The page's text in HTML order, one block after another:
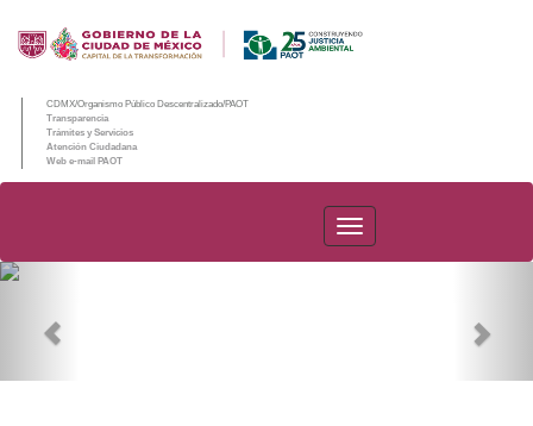
CDMX/Organismo Público Descentralizado/PAOT
Transparencia
Trámites y Servicios
Atención Ciudadana
Web e-mail PAOT
PAOT